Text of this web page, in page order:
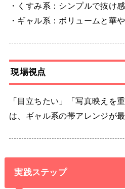
・くすみ系：シンプルで抜け
・ギャル系：ボリュームと華
現場視点
「目立ちたい」「写真映えを
は、ギャル系の帯アレンジが
実践ステップ